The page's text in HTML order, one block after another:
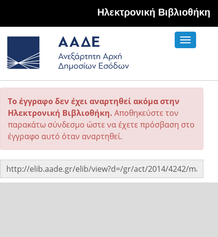
Hλεκτρονική Βιβλιοθήκη
Toggle
Το έγγραφο δεν έχει αναρτηθεί ακόμα στην
Ηλεκτρονική Βιβλιοθήκη. Αποθηκεύστε τον
παρακάτω σύνδεσμο ώστε να έχετε πρόσβαση στο
έγγραφο αυτό όταν αναρτηθεί.